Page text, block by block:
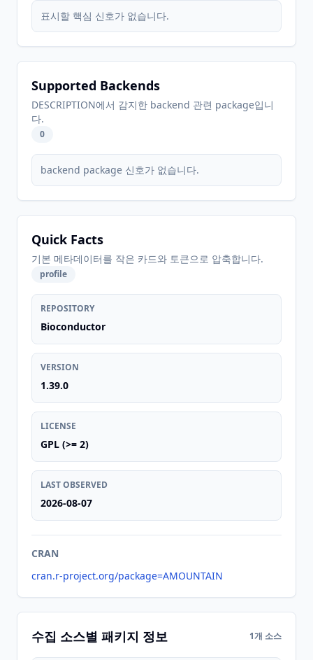
표시할 핵심 신호가 없습니다.
Supported Backends
DESCRIPTION에서 감지한 backend 관련 package입니
다.
0
backend package 신호가 없습니다.
Quick Facts
기본 메타데이터를 작은 카드와 토큰으로 압축합니다.
profile
REPOSITORY
Bioconductor
VERSION
1.39.0
LICENSE
GPL (>= 2)
LAST OBSERVED
2026-08-07
CRAN
cran.r-project.org/package=AMOUNTAIN
수집 소스별 패키지 정보 1개 소스